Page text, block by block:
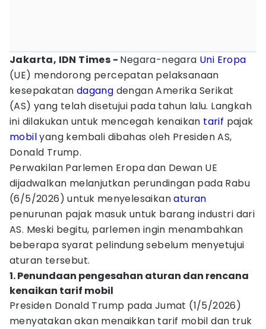
Jakarta, IDN Times - Negara-negara Uni Eropa
(UE) mendorong percepatan pelaksanaan
kesepakatan dagang dengan Amerika Serikat
(AS) yang telah disetujui pada tahun lalu. Langkah
ini dilakukan untuk mencegah kenaikan tarif pajak
mobilyang kembali dibahas oleh Presiden AS,
Donald Trump.
Perwakilan Parlemen Eropa dan Dewan UE
dijadwalkan melanjutkan perundingan pada Rabu
(6/5/2026) untuk menyelesaikanaturan
penurunan pajak masuk untuk barang industri dari
AS. Meski begitu, parlemen ingin menambahkan
beberapa syarat pelindung sebelum menyetujui
aturan tersebut.
1. Penundaan pengesahan aturan dan rencana
kenaikan tarif mobil
Presiden Donald Trump pada Jumat (1/5/2026)
menyatakan akan menaikkan tarif mobil dan truk